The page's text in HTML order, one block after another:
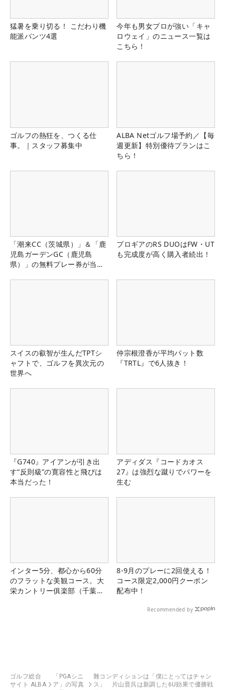
猛暑を乗り切る！ こだわり機
能派パンツ4選
今年も男女プロが強い「キャ
ロウェイ」のニュース一覧は
こちら！
ゴルフの熱狂を、つくる仕
事。｜スタッフ募集中
ALBA Netゴルフ場予約／【毎
週更新】特別優待プランはこ
ちら！
「潮来CC（茨城県）」＆「鹿
児島ガーデンGC（鹿児島
県）」の無料プレー券が当た
プロギアのRS DUOはFW・UT
も完成度が高く購入者続出！
スイスの叡智が生んだTPTシ
ャフトで、ゴルフを異次元の
世界へ
仲宗根澄香が平均パット数
『TRTL』で6人抜き！
『G740』アイアンが引き出
す“反則級”の寛容性と飛びは
本当だった！
アディダス『コードカオス
27』は強烈な蹴りでパワーを
生む
インター5分、都心から60分
のフラットな美観コース。大
栄カントリー俱楽部（千葉
8-9月のプレーに2回使える！
コース限定2,000円クーポン
配布中！
Recommended by
ゴルフ総合
サイト ALBA
「PGAシニ
ア」の写真
難コンディションは「僕にとってはチャン
ス」 片山晋呉は新調した6U効果で優勝戦